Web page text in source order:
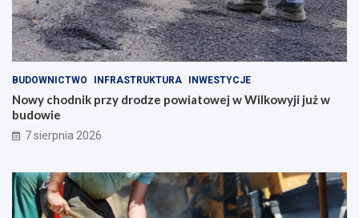
BUDOWNICTWO INFRASTRUKTURA INWESTYCJE
Nowy chodnik przy drodze powiatowej w Wilkowyji już w
budowie
7 sierpnia 2026